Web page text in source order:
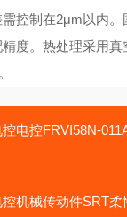
控制在2μm以内
度。热处理采用
控FRVI58N-011AAR61N-
械传动件SRT柔性气爪硅